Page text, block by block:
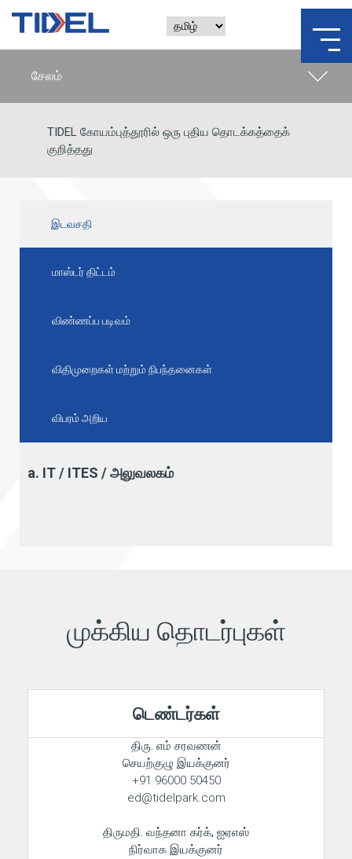
TIDEL கோயம்புத்தூரில் ஒரு புதிய தொடக்கத்தைக்
குறித்தது
இடவசதி
மாஸ்டர் திட்டம்
விண்ணப்ப படிவம்
விதிமுறைகள் மற்றும் நிபந்தனைகள்
விபரம் அறிய
a. IT / ITES / அலுவலகம்
முக்கிய தொடர்புகள்
டெண்டர்கள்
திரு. எம் சரவணன்
செயற்குழு இயக்குனர்
+91 96000 50450
ed@tidelpark.com
திருமதி. வந்தனா கர்க், ஐஏஎஸ்
நிர்வாக இயக்குனர்